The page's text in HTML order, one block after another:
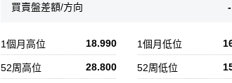
買賣盤差額/方向
1個月高位 18.990 1個月低位
52周高位 28.800 52周低位